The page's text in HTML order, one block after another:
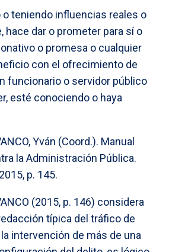
o teniendo influencias reales o
hace dar o prometer para sí o
o promesa o cualquier
con el ofrecimiento de
funcionario o servidor público
esté conociendo o haya
Yván (Coord.). Manual
la Administración Pública.
p. 145.
(2015, p. 146) considera
típica del tráfico de
intervención de más de una